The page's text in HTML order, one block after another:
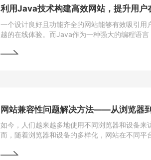
利用Java技术构建高效网站，提升用户
一个设计良好且功能齐全的网站能够有效吸引用
越的在线体验。而Java作为一种强大的编程语言
如今，人们越来越多地使用不同浏览器和设备来
而，随着浏览器和设备的多样化，网站在不同平
上都能有良好的使用体验，我们需要找到解决这